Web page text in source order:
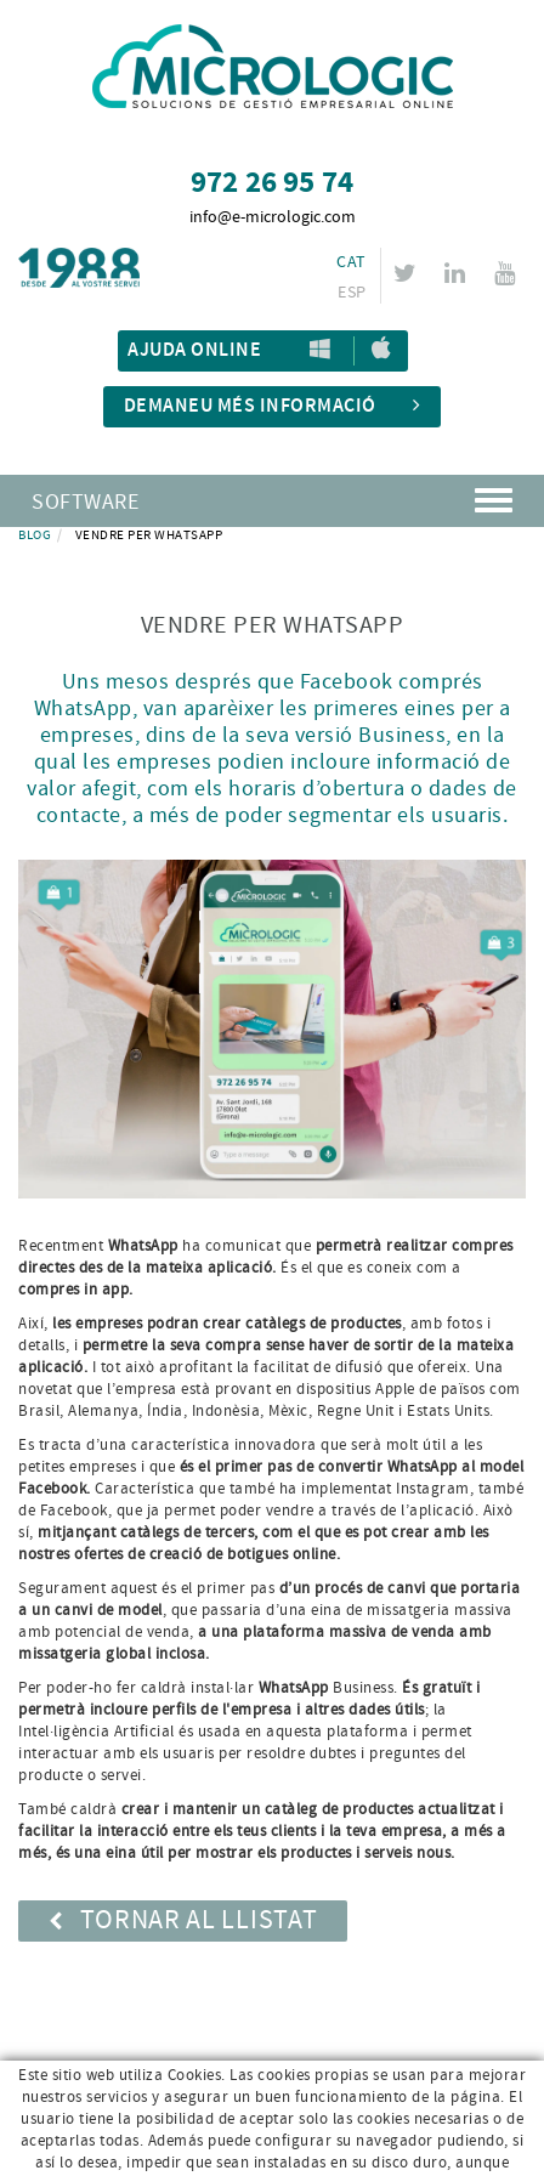
972 26 95 74
info@e-micrologic.com
CAT
ESP
AJUDA ONLINE
DEMANEU MÉS INFORMACIÓ
SOFTWARE
BLOG VENDRE PER WHATSAPP
VENDRE PER WHATSAPP
Uns mesos després que Facebook comprés
WhatsApp, van aparèixer les primeres eines per a
empreses, dins de la seva versió Business, en la
qual les empreses podien incloure informació de
valor afegit, com els horaris d’obertura o dades de
contacte, a més de poder segmentar els usuaris.
RecentmentWhatsApp ha comunicat que permetrà realitzar compres
directes des de la mateixa aplicació. És el que es coneix com a
compres in app.
Així, les empreses podran crear catàlegs de productes, amb fotos i
detalls, i permetre la seva compra sense haver de sortir de la mateixa
aplicació. I tot això aprofitant la facilitat de difusió que ofereix. Una
novetat que l’empresa està provant en dispositius Apple de països com
Brasil, Alemanya, Índia, Indonèsia, Mèxic, Regne Unit i Estats Units.
Es tracta d’una característica innovadora que serà molt útil a les
petites empreses i que és el primer pas de convertir WhatsApp al model
Facebook. Característica que també ha implementat Instagram, també
de Facebook, que ja permet poder vendre a través de l’aplicació. Això
sí, mitjançant catàlegs de tercers, com el que es pot crear amb les
nostres ofertes de creació de botigues online.
Segurament aquest és el primer pas d’un procés de canvi que portaria
a un canvi de model, que passaria d’una eina de missatgeria massiva
amb potencial de venda, a una plataforma massiva de venda amb
missatgeria global inclosa.
Per poder-ho fer caldrà instal·lar WhatsApp Business. És gratuït i
permetrà incloure perfils de l'empresa i altres dades útils; la
Intel·ligència Artificial és usada en aquesta plataforma i permet
interactuar amb els usuaris per resoldre dubtes i preguntes del
producte o servei.
També caldrà crear i mantenir un catàleg de productes actualitzat i
facilitar la interacció entre els teus clients i la teva empresa, a més a
més, és una eina útil per mostrar els productes i serveis nous.
TORNAR AL LLISTAT
Este sitio web utiliza Cookies. Las cookies propias se usan para mejorar
nuestros servicios y asegurar un buen funcionamiento de la página. El
usuario tiene la posibilidad de aceptar solo las cookies necesarias o de
aceptarlas todas. Además puede configurar su navegador pudiendo, si
así lo desea, impedir que sean instaladas en su disco duro, aunque